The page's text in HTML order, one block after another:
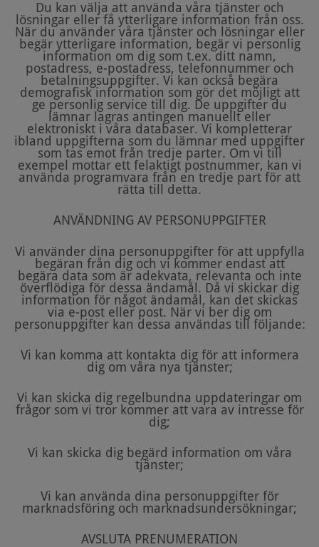
Du kan välja att använda våra tjänster och
lösningar eller få ytterligare information från oss.
När du använder våra tjänster och lösningar eller
begär ytterligare information, begär vi personlig
information om dig som t.ex. ditt namn,
postadress, e-postadress, telefonnummer och
betalningsuppgifter. Vi kan också begära
demografisk information som gör det möjligt att
ge personlig service till dig. De uppgifter du
lämnar lagras antingen manuellt eller
elektroniskt i våra databaser. Vi kompletterar
ibland uppgifterna som du lämnar med uppgifter
som tas emot från tredje parter. Om vi till
exempel mottar ett felaktigt postnummer, kan vi
använda programvara från en tredje part för att
rätta till detta.
ANVÄNDNING AV PERSONUPPGIFTER
Vi använder dina personuppgifter för att uppfylla
begäran från dig och vi kommer endast att
begära data som är adekvata, relevanta och inte
överflödiga för dessa ändamål. Då vi skickar dig
information för något ändamål, kan det skickas
via e-post eller post. När vi ber dig om
personuppgifter kan dessa användas till följande:
Vi kan komma att kontakta dig för att informera
dig om våra nya tjänster;
Vi kan skicka dig regelbundna uppdateringar om
frågor som vi tror kommer att vara av intresse för
dig;
Vi kan skicka dig begärd information om våra
tjänster;
Vi kan använda dina personuppgifter för
marknadsföring och marknadsundersökningar;
AVSLUTA PRENUMERATION